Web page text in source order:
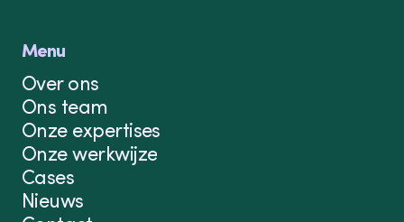
Menu
Over ons
Ons team
Onze expertises
Onze werkwijze
Cases
Nieuws